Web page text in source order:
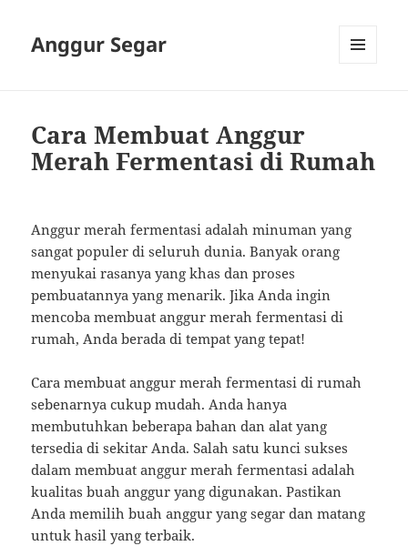
Anggur Segar
Cara Membuat Anggur
Merah Fermentasi di Rumah
Anggur merah fermentasi adalah minuman yang
sangat populer di seluruh dunia. Banyak orang
menyukai rasanya yang khas dan proses
pembuatannya yang menarik. Jika Anda ingin
mencoba membuat anggur merah fermentasi di
rumah, Anda berada di tempat yang tepat!
Cara membuat anggur merah fermentasi di rumah
sebenarnya cukup mudah. Anda hanya
membutuhkan beberapa bahan dan alat yang
tersedia di sekitar Anda. Salah satu kunci sukses
dalam membuat anggur merah fermentasi adalah
kualitas buah anggur yang digunakan. Pastikan
Anda memilih buah anggur yang segar dan matang
untuk hasil yang terbaik.